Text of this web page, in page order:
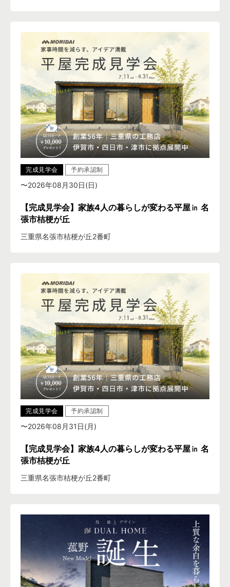
完成見学会 予約承認制
〜2026年08月30日(日)
【完成見学会】家族4人の暮らしが変わる平屋㏌ 名
張市桔梗が丘
三重県名張市桔梗が丘2番町
完成見学会 予約承認制
〜2026年08月31日(月)
【完成見学会】家族4人の暮らしが変わる平屋㏌ 名
張市桔梗が丘
三重県名張市桔梗が丘2番町